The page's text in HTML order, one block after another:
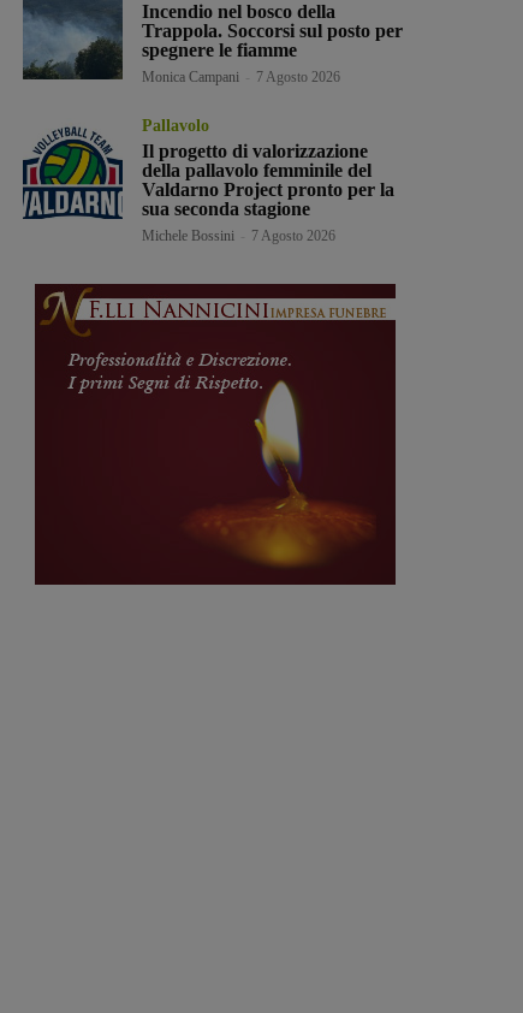
Incendio nel bosco della
Trappola. Soccorsi sul posto per
spegnere le fiamme
Monica Campani 7 Agosto 2026
Pallavolo
Il progetto di valorizzazione
della pallavolo femminile del
Valdarno Project pronto per la
sua seconda stagione
Michele Bossini 7 Agosto 2026